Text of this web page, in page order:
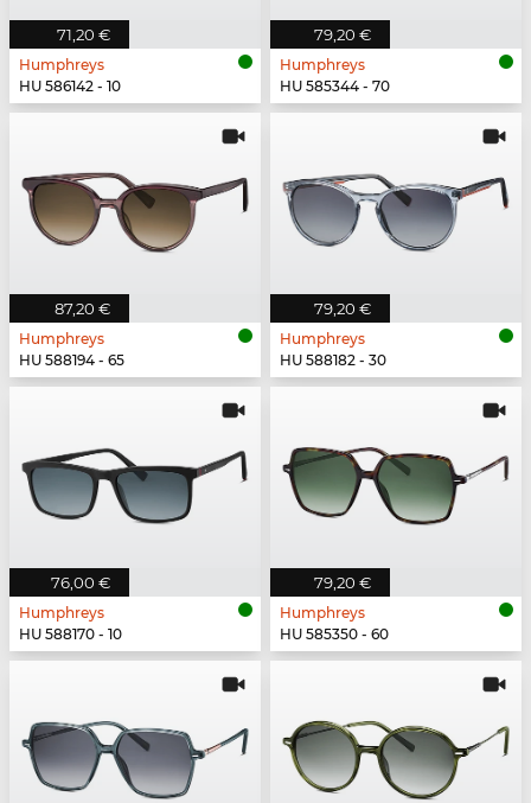
71,20 €
Humphreys
HU 586142 - 10
79,20 €
Humphreys
HU 585344 - 70
87,20 €
Humphreys
HU 588194 - 65
79,20 €
Humphreys
HU 588182 - 30
76,00 €
Humphreys
HU 588170 - 10
79,20 €
Humphreys
HU 585350 - 60